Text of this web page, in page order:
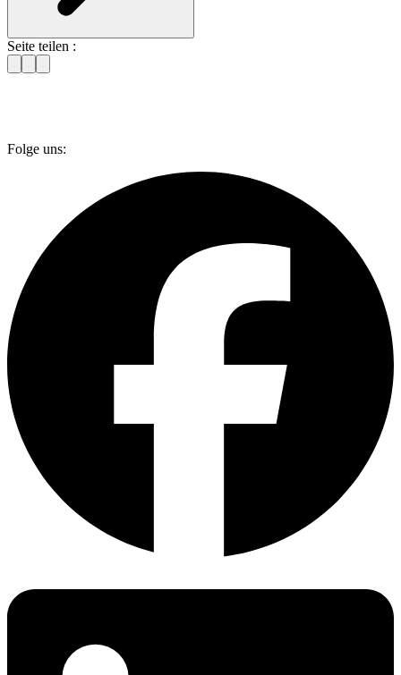
Seite teilen :
Folge uns: